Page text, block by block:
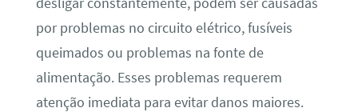
por problemas no circuito elétrico, fusíveis
queimados ou problemas na fonte de
alimentação. Esses problemas requerem
atenção imediata para evitar danos maiores.